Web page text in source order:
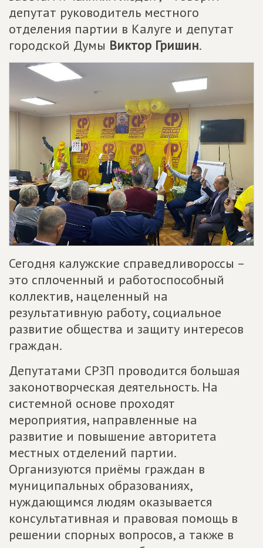
депутат руководитель местного
отделения партии в Калуге и депутат
городской Думы Виктор Гришин.
Сегодня калужские справедливороссы –
это сплоченный и работоспособный
коллектив, нацеленный на
результативную работу, социальное
развитие общества и защиту интересов
граждан.
Депутатами СРЗП проводится большая
законотворческая деятельность. На
системной основе проходят
мероприятия, направленные на
развитие и повышение авторитета
местных отделений партии.
Организуются приёмы граждан в
муниципальных образованиях,
нуждающимся людям оказывается
консультативная и правовая помощь в
решении спорных вопросов, а также в